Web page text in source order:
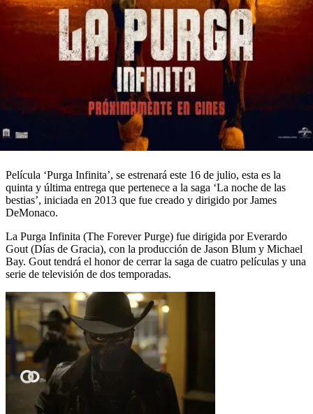
Película ‘Purga Infinita’, se estrenará este 16 de julio, esta es la
quinta y última entrega que pertenece a la saga ‘La noche de las
bestias’, iniciada en 2013 que fue creado y dirigido por James
DeMonaco.
La Purga Infinita (The Forever Purge) fue dirigida por Everardo
Gout (Días de Gracia), con la producción de Jason Blum y Michael
Bay. Gout tendrá el honor de cerrar la saga de cuatro películas y una
serie de televisión de dos temporadas.